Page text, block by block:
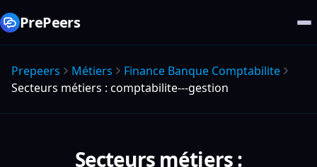
PrePeers
Prepeers Métiers
Finance Banque Comptabilite
Secteurs métiers : comptabilite---gestion
Secteurs métiers :